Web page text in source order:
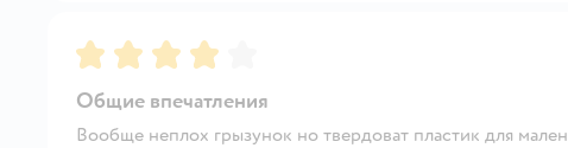
Рейтинг:4
Общие впечатления
Вообще неплох грызунок но твердоват пластик для